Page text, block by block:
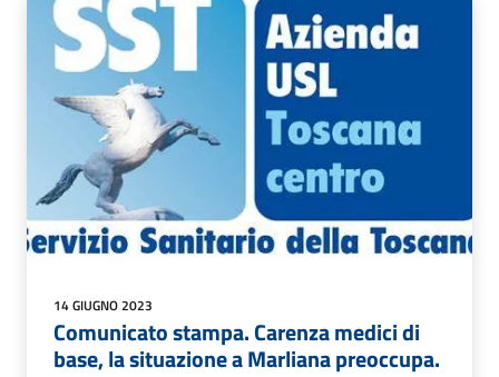
14 GIUGNO 2023
Comunicato stampa. Carenza medici di
base, la situazione a Marliana preoccupa.